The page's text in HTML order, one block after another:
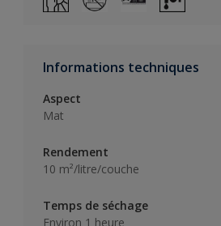
Informations techniques
Aspect
Mat
Rendement
10 m²/litre/couche
Temps de séchage
Environ 1 heure